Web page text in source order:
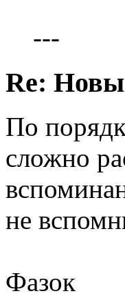
---
Re:
По
сложно
не
Фазок